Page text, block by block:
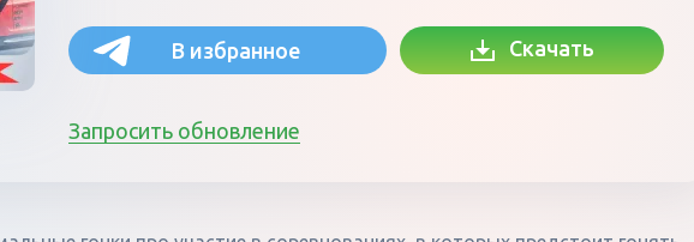
В избранное Скачать
Запросить обновление